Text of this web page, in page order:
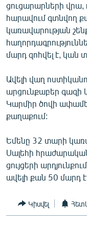
ՊԱՏԵՐԱԶՄԻ 6
ՏԱՐԱԾԱՇՐՋԱՆ
ՄԻՋԱԶԳԱՅԻՆ
ՄՇԱԿՈՒՅԹ
ՍՊՈՐՏ
ՏՏ ԵՒ ԻՆՏԵՐՆԵՏ
ԿՈՐՈՆԱՎԻՐՈՒՍ
ԱՐԽԻՎ
ՏԵՍԱՆՅՈՒԹԵՐ
ՁԳՏԵԼՈՎ
ցուցարարների վրա,
հարավում գտնվող
կառավարության
մարդ զոհվել է, կան
Ավելի վաղ
արցունքաբեր գազի
Կարմիր ծովի
քաղաքում:
Եմենը 32 տարի
Սալեհի
ցույցերի
ավելի քան 50 մարդ է
Կիսվել